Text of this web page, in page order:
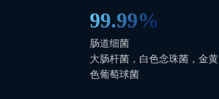
99.99%
肠道细菌
大肠杆菌，白色念珠菌，金黄
色葡萄球菌